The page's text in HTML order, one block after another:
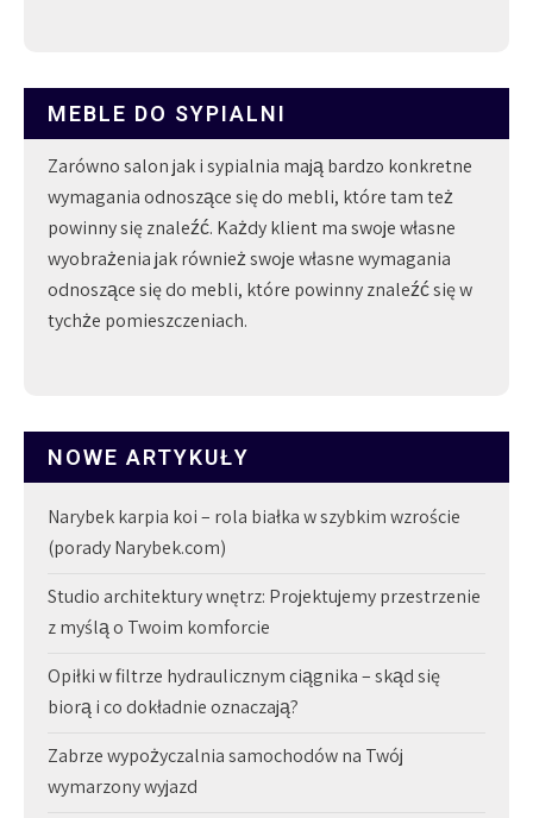
MEBLE DO SYPIALNI
Zarówno salon jak i sypialnia mają bardzo konkretne
wymagania odnoszące się do mebli, które tam też
powinny się znaleźć. Każdy klient ma swoje własne
wyobrażenia jak również swoje własne wymagania
odnoszące się do mebli, które powinny znaleźć się w
tychże pomieszczeniach.
NOWE ARTYKUŁY
Narybek karpia koi – rola białka w szybkim wzroście
(porady Narybek.com)
Studio architektury wnętrz: Projektujemy przestrzenie
z myślą o Twoim komforcie
Opiłki w filtrze hydraulicznym ciągnika – skąd się
biorą i co dokładnie oznaczają?
Zabrze wypożyczalnia samochodów na Twój
wymarzony wyjazd